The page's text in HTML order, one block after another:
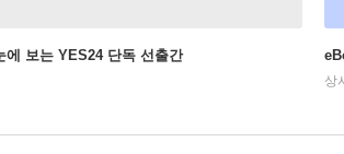
에 보는 YES24 단독 선출간
상